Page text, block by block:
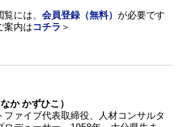
には、 会員登録（無料） が必要です
案内はコチラ ＞
か かずひこ）
ファイブ代表取締役、人材コンサルタ